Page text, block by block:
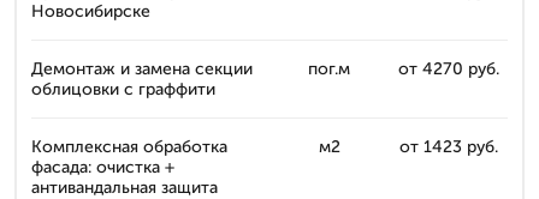
Новосибирске
Демонтаж и замена секции
облицовки с граффити
пог.м от 4270 руб.
Комплексная обработка
фасада: очистка +
антивандальная защита
м2 от 1423 руб.